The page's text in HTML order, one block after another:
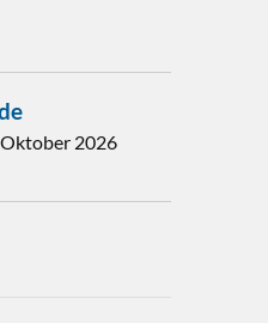
2026